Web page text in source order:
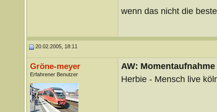
wenn das nicht die
20.02.2005, 18:11
Gröne-meyer
Erfahrener Benutzer
AW: Momentaufnahme
Herbie - Mensch live